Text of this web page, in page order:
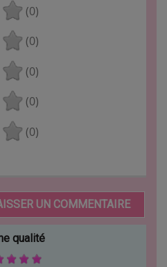
(0)
(0)
(0)
(0)
(0)
UN COMMENTAIRE
qualité